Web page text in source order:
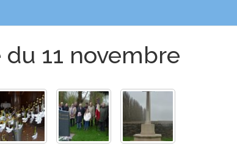
du 11 novembre